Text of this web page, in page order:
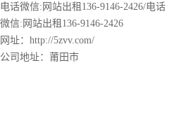
电话微信:网站出租136-9146-2426/电话
微信:网站出租136-9146-2426
网址：http://5zvv.com/
公司地址：莆田市